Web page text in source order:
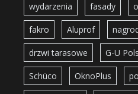
wydarzenia fasady
fakro Aluprof
drzwi tarasowe G-U
Schüco OknoPlus